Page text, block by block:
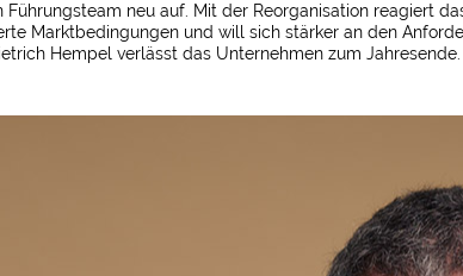
neu auf. Mit der Reorganisation reagiert
Marktbedingungen und will sich stärker an den
Hempel verlässt das Unternehmen zum Jahresende.